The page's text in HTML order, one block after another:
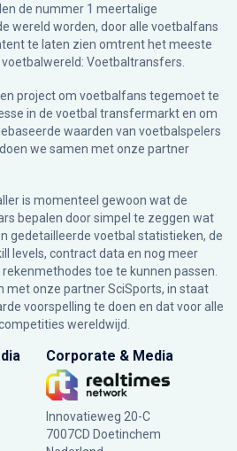
de nummer 1 meertalige
wereld worden, door alle voetbalfans
te laten zien omtrent het meeste
Voetbaltransfers.
project om voetbalfans tegemoet te
in de voetbal transfermarkt en om
waarden van voetbalspelers
we samen met onze partner
is momenteel gewoon wat de
bepalen door simpel te zeggen wat
gedetailleerde voetbal statistieken, de
levels, contract data en nog meer
toe te kunnen passen.
met onze partner SciSports, in staat
voorspelling te doen en dat voor alle
wereldwijd.
Corporate & Media
Innovatieweg 20-C
7007CD Doetinchem